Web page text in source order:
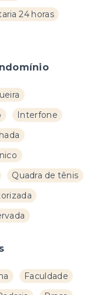
24 horas
Interfone
Quadra de tênis
Faculdade